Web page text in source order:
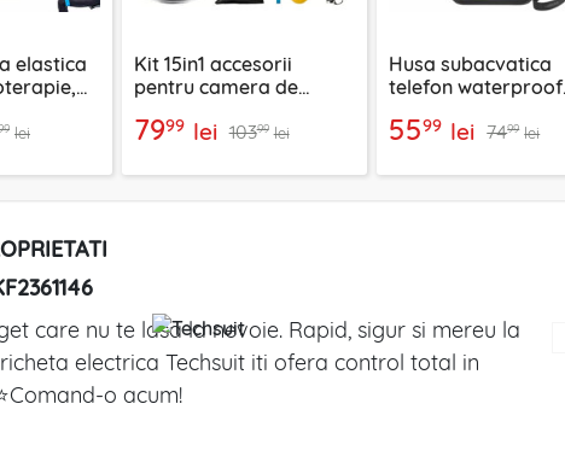
elastica
lei
Kit 15in1 accesorii
pentru camera de
Techsuit CamQuest SA15
7999 lei 10399 lei
Husa subacvatica
telefon waterproof
5599 lei 7499 lei
care nu te lasa la nevoie. Rapid, sigur si mereu la
electrica Techsuit iti ofera control total in
o acum!